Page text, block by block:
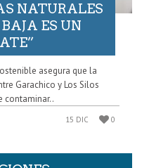
NATURALES
ES UN
asegura que la
Garachico y Los Silos
contaminar..
15 DIC 0